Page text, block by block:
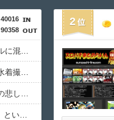
40016
90358
【緊急】明日「銀だこ」がガチに過去最大レベルに混みそうwwwwwwwwwwwwwwwwwwwwwwwwww
【画像】小倉ゆうかさん、グラビア電撃復帰で水着撮影ｗｗｗｗｗｗ
ラブコメ漫画で応援してたヒロインが負けた時の悲しさは異常
【動画】福岡の電車、複数の駅で「チンポッ❤」というアナウンスが流れ大騒ぎwwwwwwwww
2